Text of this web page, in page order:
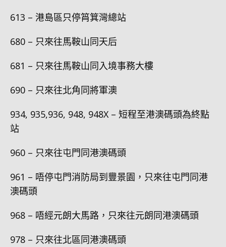
613 – 港島區只停筲箕灣總站
680 – 只來往馬鞍山同天后
681 – 只來往馬鞍山同入境事務大樓
690 – 只來往北角同將軍澳
934, 935,936, 948, 948X – 短程至港澳碼頭為終點
站
960 – 只來往屯門同港澳碼頭
961 – 唔停屯門消防局到豐景園，只來往屯門同港
澳碼頭
968 – 唔經元朗大馬路，只來往元朗同港澳碼頭
978 – 只來往北區同港澳碼頭